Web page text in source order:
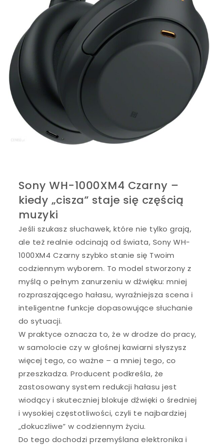
Sony WH-1000XM4 Czarny –
kiedy „cisza” staje się częścią
muzyki
Jeśli szukasz słuchawek, które nie tylko grają,
ale też realnie odcinają od świata, Sony WH-
1000XM4 Czarny szybko stanie się Twoim
codziennym wyborem. To model stworzony z
myślą o pełnym zanurzeniu w dźwięku: mniej
rozpraszającego hałasu, wyraźniejsza scena i
inteligentne funkcje dopasowujące słuchanie
do sytuacji.
W praktyce oznacza to, że w drodze do pracy,
w samolocie czy w głośnej kawiarni słyszysz
więcej tego, co ważne – a mniej tego, co
przeszkadza. Producent podkreśla, że
zastosowany system redukcji hałasu jest
wiodący i skuteczniej blokuje dźwięki o średniej
i wysokiej częstotliwości, czyli te najbardziej
„dokuczliwe” w codziennym życiu.
Do tego dochodzi przemyślana elektronika i